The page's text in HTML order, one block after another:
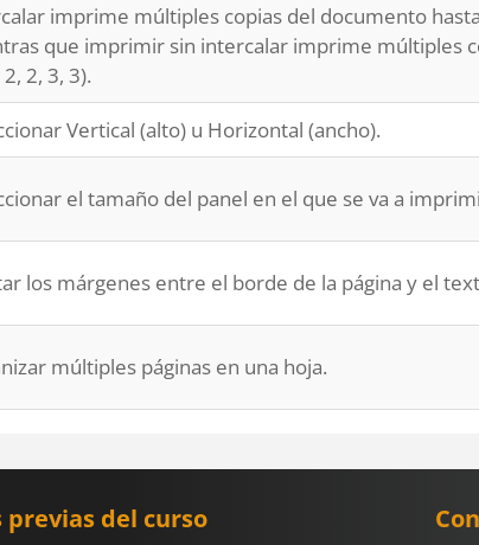
imprime múltiples copias del documento
que imprimir sin intercalar imprime múltiples
2, 3, 3).
Vertical (alto) u Horizontal (ancho).
el tamaño del panel en el que se va a
los márgenes entre el borde de la página y el
múltiples páginas en una hoja.
previas del curso